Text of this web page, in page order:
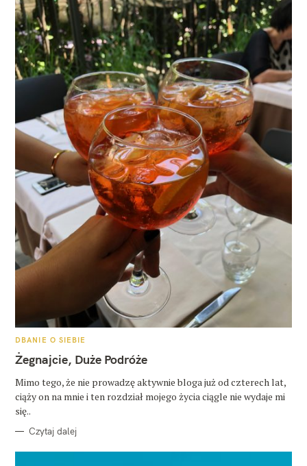
K
T
E
O
R
I
DBANIE O SIEBIE
Żegnajcie, Duże Podróże
Mimo tego, że nie prowadzę aktywnie bloga już od czterech lat,
ciąży on na mnie i ten rozdział mojego życia ciągle nie wydaje mi
się..
Czytaj dalej